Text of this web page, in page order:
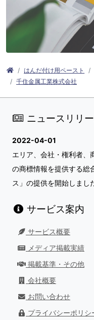
はんだ付け用ペースト
千住金属工業株式会社
ニュースリリ
2022-04-01
エリア、会社・権利者、
の商標情報を提供する総
ス」の提供を開始しまし
サービス案内
サービス概要
メディア掲載実績
掲載基準・その他
会社概要
お問い合わせ
プライバシーポリシ